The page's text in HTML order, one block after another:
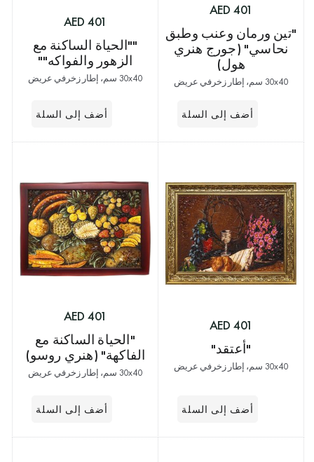
401 AED
"تين ورمان وعنب وطبق
نحاسي" (جورج هنري
هول)
30x40 سم، إطار زخرفي عريض
401 AED
""الحياة الساكنة مع
الزهور والفواكه""
30x40 سم، إطار زخرفي عريض
401 AED
"أعتقد"
30x40 سم، إطار زخرفي عريض
401 AED
"الحياة الساكنة مع
الفاكهة" (هنري روسو)
30x40 سم، إطار زخرفي عريض